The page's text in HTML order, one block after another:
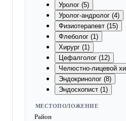
Уролог (5)
Уролог-андролог (4)
Физиотерапевт (15)
Флеболог (1)
Хирург (1)
Цефалголог (12)
Челюстно-лицевой
Эндокринолог (8)
Эндоскопист (1)
МЕСТОПОЛОЖЕНИЕ
Район